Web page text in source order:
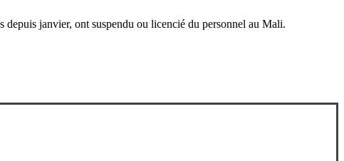
depuis janvier, ont suspendu ou licencié du personnel au Mali.